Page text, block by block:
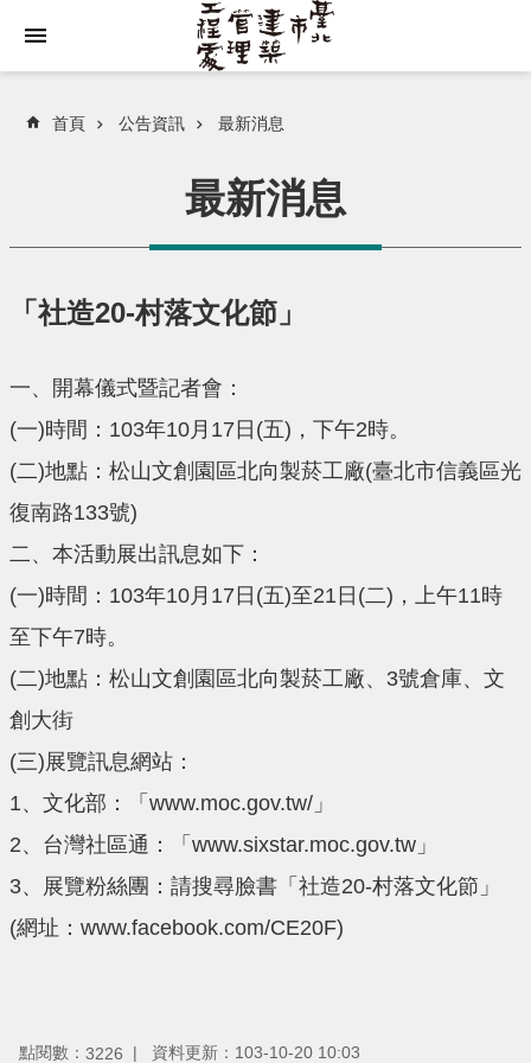
首頁 公告資訊 最新消息
最新消息
「社造20-村落文化節」
一、開幕儀式暨記者會：
(一)時間：103年10月17日(五)，下午2時。
(二)地點：松山文創園區北向製菸工廠(臺北市信義區光
復南路133號)
二、本活動展出訊息如下：
(一)時間：103年10月17日(五)至21日(二)，上午11時
至下午7時。
(二)地點：松山文創園區北向製菸工廠、3號倉庫、文
創大街
(三)展覽訊息網站：
1、文化部：「www.moc.gov.tw/」
2、台灣社區通：「www.sixstar.moc.gov.tw」
3、展覽粉絲團：請搜尋臉書「社造20-村落文化節」
(網址：www.facebook.com/CE20F)
點閱數： 3226 資料更新：103-10-20 10:03